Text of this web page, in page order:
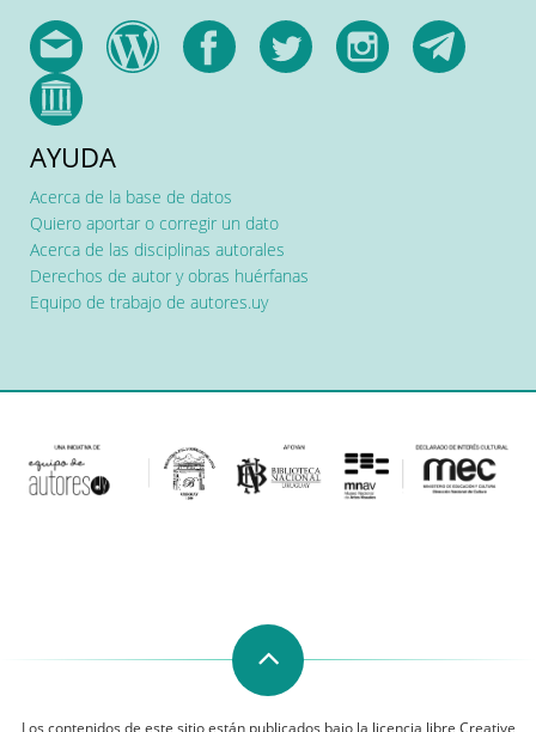
AYUDA
Acerca de la base de datos
Quiero aportar o corregir un dato
Acerca de las disciplinas autorales
Derechos de autor y obras huérfanas
Equipo de trabajo de autores.uy
Los contenidos de este sitio están publicados bajo la licencia libre Creative